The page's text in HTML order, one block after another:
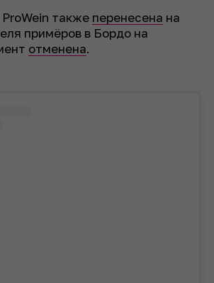
также перенесена на
примёров в Бордо на
отменена.